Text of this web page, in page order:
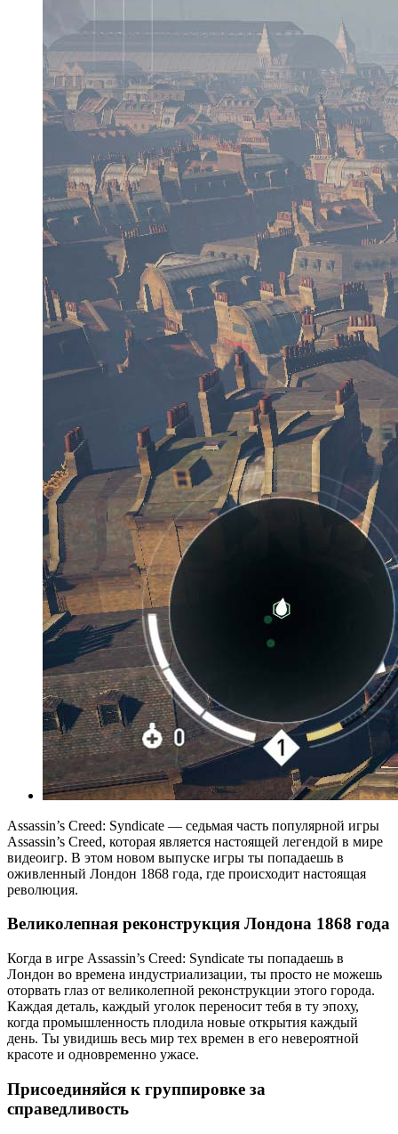
Assassin’s Creed: Syndicate — седьмая часть популярной игры
Assassin’s Creed, которая является настоящей легендой в мире
видеоигр. В этом новом выпуске игры ты попадаешь в
оживленный Лондон 1868 года, где происходит настоящая
революция.
Великолепная реконструкция Лондона 1868 года
Когда в игре Assassin’s Creed: Syndicate ты попадаешь в
Лондон во времена индустриализации, ты просто не можешь
оторвать глаз от великолепной реконструкции этого города.
Каждая деталь, каждый уголок переносит тебя в ту эпоху,
когда промышленность плодила новые открытия каждый
день. Ты увидишь весь мир тех времен в его невероятной
красоте и одновременно ужасе.
Присоединяйся к группировке за
справедливость